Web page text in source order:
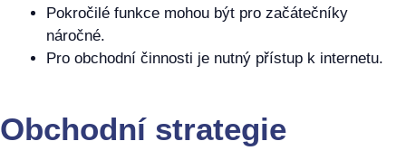
Pokročilé funkce mohou být pro začátečníky
náročné.
Pro obchodní činnosti je nutný přístup k internetu.
Obchodní strategie